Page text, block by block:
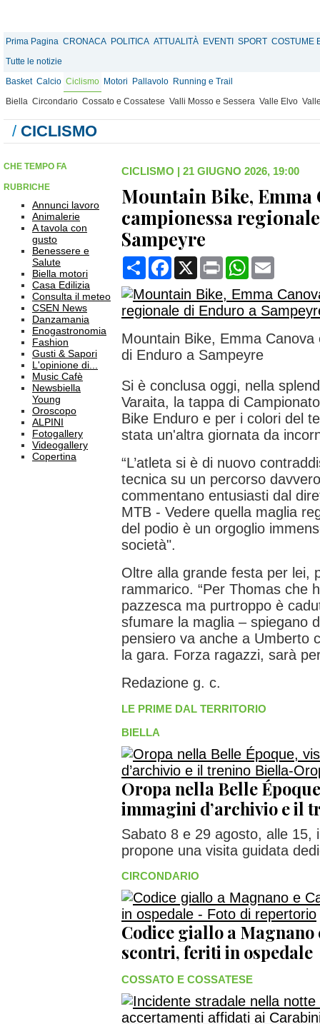
Prima Pagina CRONACA POLITICA ATTUALITÀ EVENTI SPORT COSTUME
Tutte le notizie
Basket Calcio Ciclismo Motori Pallavolo Running e Trail
Biella Circondario Cossato e Cossatese Valli Mosso e Sessera Valle Elvo
/ CICLISMO
CHE TEMPO FA
RUBRICHE
Annunci lavoro
Animalerie
A tavola con
gusto
Benessere e
Salute
Biella motori
Casa Edilizia
Consulta il meteo
CSEN News
Danzamania
Enogastronomia
Fashion
Gusti & Sapori
L'opinione di...
Music Cafè
Newsbiella
Young
Oroscopo
ALPINI
Fotogallery
Videogallery
Copertina
CICLISMO | 21 GIUGNO 2026, 19:00
Mountain Bike, Emma
campionessa
Sampeyre
CondividiFacebook
X Print WhatsApp
Mountain Bike, Emma
di Enduro a Sampeyre
Si è conclusa oggi, nella
Varaita, la tappa di
Bike Enduro e per i colori del
stata un'altra giornata da
“L’atleta si è di nuovo
tecnica su un percorso
commentano entusiasti dal
MTB - Vedere quella maglia
del podio è un orgoglio
società​".
Oltre alla grande festa per lei,
rammarico. “Per Thomas che
pazzesca ma purtroppo è
sfumare la maglia – spiegano
pensiero va anche a Umberto
la gara. Forza ragazzi, sarà
Redazione g. c.
LE PRIME DAL TERRITORIO
BIELLA
Oropa nella Belle
immagini d’archivio e il
Sabato 8 e 29 agosto, alle 15,
propone una visita guidata
CIRCONDARIO
Codice giallo a Magnano
scontri, feriti in ospedale
COSSATO E COSSATESE